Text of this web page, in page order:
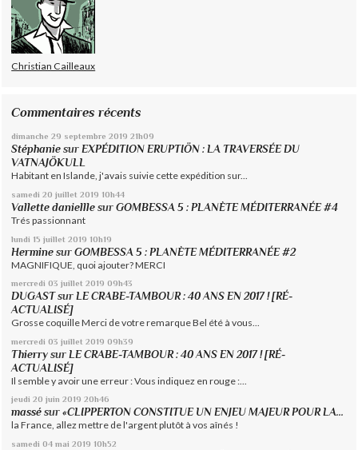
Christian Cailleaux
Commentaires récents
dimanche 29 septembre 2019 21h09
Stéphanie surEXPÉDITION ERUPTIÖN : LA TRAVERSÉE DU
VATNAJÖKULL
Habitant en Islande, j'avais suivie cette expédition sur...
samedi 20 juillet 2019 10h44
Vallette daniellle surGOMBESSA 5 : PLANÈTE MÉDITERRANÉE #4
Trés passionnant
lundi 15 juillet 2019 10h19
Hermine surGOMBESSA 5 : PLANÈTE MÉDITERRANÉE #2
MAGNIFIQUE, quoi ajouter? MERCI
mercredi 03 juillet 2019 09h43
DUGASTsurLE CRABE-TAMBOUR : 40 ANS EN 2017 ! [RÉ-
ACTUALISÉ]
Grosse coquille Merci de votre remarque Bel été à vous...
mercredi 03 juillet 2019 09h39
Thierry sur LE CRABE-TAMBOUR : 40 ANS EN 2017 ! [RÉ-
ACTUALISÉ]
Il semble y avoir une erreur : Vous indiquez en rouge :...
jeudi 20 juin 2019 20h46
massé sur«CLIPPERTON CONSTITUE UN ENJEU MAJEUR POUR LA...
la France, allez mettre de l'argent plutôt à vos aînés !
samedi 04 mai 2019 10h52